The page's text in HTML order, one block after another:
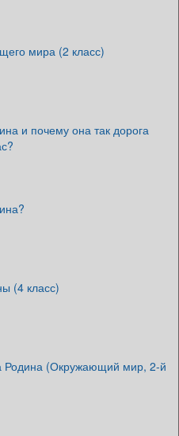
мира (2 класс)
и почему она так дорога
(4 класс)
Родина (Окружающий мир, 2-й